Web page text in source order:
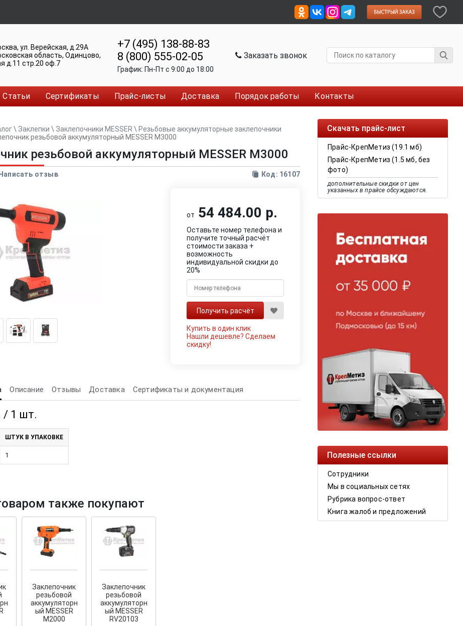
, ул. Верейская, д.29А
область, Одинцово,
д.11 стр.20 оф.7
+7 (495) 138-88-83
8 (800) 555-02-05
График: Пн-Пт c 9:00 до 18:00
Заказать звонок
Статьи Сертификаты Прайс-листы Доставка Порядок работы Контакты
HKR-R
Крепление террас и фасадов
крепеж для деревянных террас
Скачать прайс-лист
Прайс-КрепМетиз (19.1 мб)
Прайс-КрепМетиз (1.5 мб, без
фото)
дополнительные скидки от цен
указанных в прайсе обсуждаются.
Полезные ссылки
Сотрудники
Мы в социальных сетях
Рубрика вопрос-ответ
Книга жалоб и предложений
\ Заклепки \ Заклепочники MESSER \ Резьбовые аккумуляторные заклепочники
резьбовой аккумуляторный MESSER M3000
резьбовой аккумуляторный MESSER M3000
Написать отзыв Код: 16107
от 54 484.00 р.
Оставьте номер телефона и
получите точный расчёт
стоимости заказа +
возможность
индивидуальной скидки до
20%
Купить в один клик
Нашли дешевле?Сделаем
скидку!
Описание Отзывы Доставка Сертификаты и документация
/ 1 шт.
ШТУК В УПАКОВКЕ
1
также покупают
Заклепочник
резьбовой
аккумуляторн
ый MESSER
M2000
Заклепочник
резьбовой
аккумуляторн
ый MESSER
RV20103